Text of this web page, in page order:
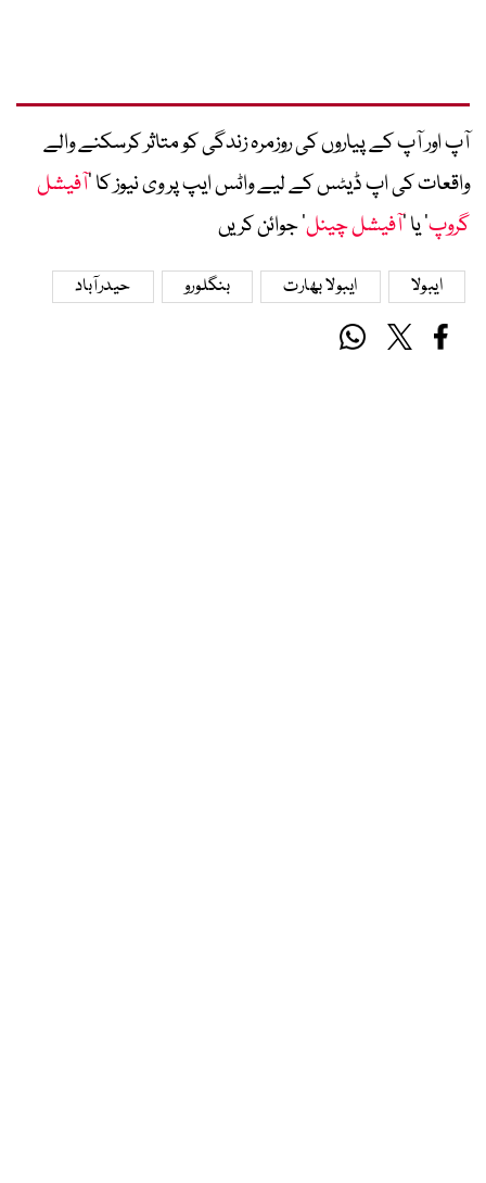
آپ اور آپ کے پیاروں کی روزمرہ زندگی کو متاثر کرسکنے والے
واقعات کی اپ ڈیٹس کے لیے واٹس ایپ پر وی نیوز کا ’آفیشل
گروپ‘ یا ’آفیشل چینل‘ جوائن کریں
ایبولا ایبولا بھارت بنگلورو حیدرآباد